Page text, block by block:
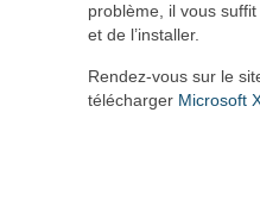
problème, il vous
et de l’installer.
Rendez-vous sur le
télécharger Microsoft